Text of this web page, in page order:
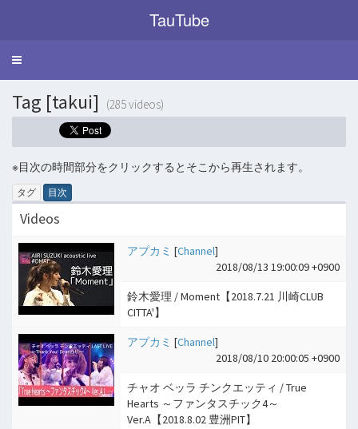
TauTube
Toggle
Tag [takui] (285 videos)
※目次の時間部分をクリックするとそこから再生されます。
タグ 目次
Videos
アプカミ [Channel]
2018/08/13 19:00:09 +0900
鈴木愛理 / Moment【2018.7.21 川崎CLUB
CITTA'】
アプカミ [Channel]
2018/08/10 20:00:05 +0900
チャオ ベッラ チンクエッティ / True
Hearts ～ファンタスチック4～
Ver.A【2018.8.02 豊洲PIT】